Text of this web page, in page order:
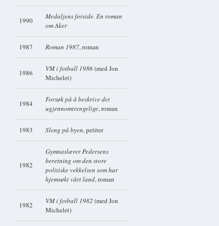
1990
Medaljens forside. En roman
om Aker
1987 Roman 1987, roman
1986 VM i fotball 1986(med Jon
Michelet)
1984
Forsøk på å beskrive det
ugjennomtrengelige, roman
1983 Sleng på byen, petiter
1982
Gymnaslærer Pedersens
beretning om den store
politiske vekkelsen som har
hjemsøkt vårt land, roman
1982 VM i fotball 1982 (med Jon
Michelet)